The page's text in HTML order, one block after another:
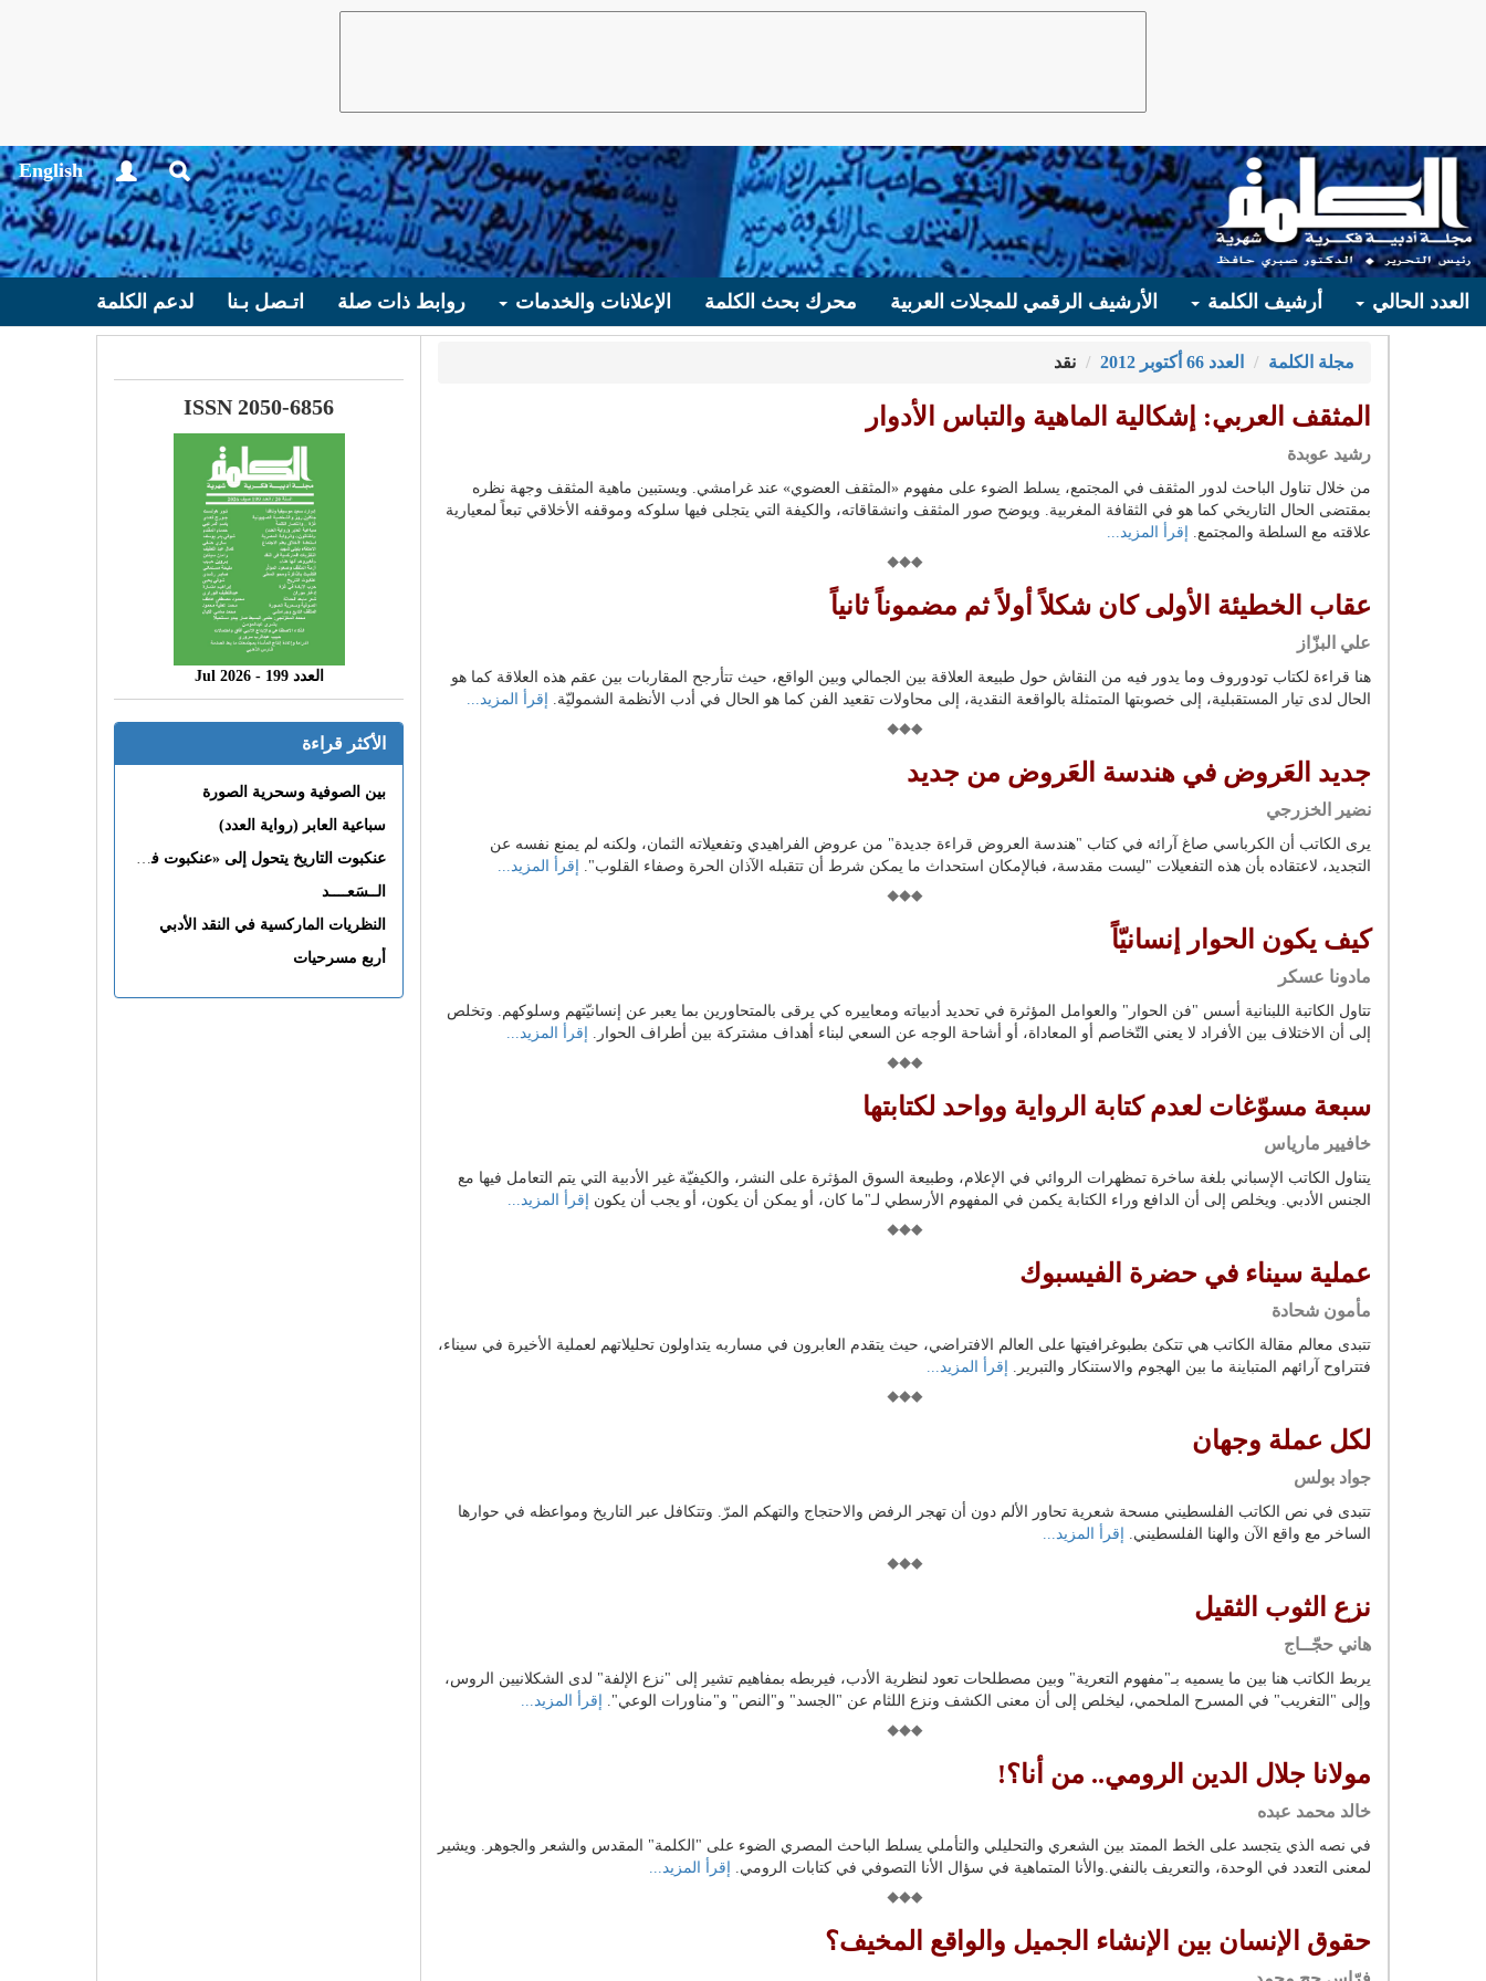
English
العدد الحالي أرشيف الكلمة الأرشيف الرقمي للمجلات العربية محرك بحث الكلمة الإعلانات والخدمات روابط ذات صلة اتـصل بـنا لدعم الكلمة
مجلة الكلمة العدد 66 أكتوبر 2012 نقد
المثقف العربي: إشكالية الماهية والتباس الأدوار
رشيد عوبدة
من خلال تناول الباحث لدور المثقف في المجتمع، يسلط الضوء على مفهوم «المثقف العضوي» عند غرامشي. ويستبين ماهية المثقف وجهة نظره
بمقتضى الحال التاريخي كما هو في الثقافة المغربية. ويوضح صور المثقف وانشقاقاته، والكيفة التي يتجلى فيها سلوكه وموقفه الأخلاقي تبعاً لمعيارية
علاقته مع السلطة والمجتمع.
إقرأ المزيد...
عقاب الخطيئة الأولى كان شكلاً أولاً ثم مضموناً ثانياً
علي البزّاز
هنا قراءة لكتاب تودوروف وما يدور فيه من النقاش حول طبيعة العلاقة بين الجمالي وبين الواقع، حيث تتأرجح المقاربات بين عقم هذه العلاقة كما هو
الحال لدى تيار المستقبلية، إلى خصوبتها المتمثلة بالواقعة النقدية، إلى محاولات تقعيد الفن كما هو الحال في أدب الأنظمة الشموليّة.
إقرأ المزيد...
جديد العَروض في هندسة العَروض من جديد
نضير الخزرجي
يرى الكاتب أن الكرباسي صاغ آرائه في كتاب "هندسة العروض قراءة جديدة" من عروض الفراهيدي وتفعيلاته الثمان، ولكنه لم يمنع نفسه عن
التجديد، لاعتقاده بأن هذه التفعيلات "ليست مقدسة، فبالإمكان استحداث ما يمكن شرط أن تتقبله الآذان الحرة وصفاء القلوب".
إقرأ المزيد...
كيف يكون الحوار إنسانيّاً
مادونا عسكر
تتاول الكاتبة اللبنانية أسس "فن الحوار" والعوامل المؤثرة في تحديد أدبياته ومعاييره كي يرقى بالمتحاورين بما يعبر عن إنسانيّتهم وسلوكهم. وتخلص
إلى أن الاختلاف بين الأفراد لا يعني التّخاصم أو المعاداة، أو أشاحة الوجه عن السعي لبناء أهداف مشتركة بين أطراف الحوار.
إقرأ المزيد...
سبعة مسوّغات لعدم كتابة الرواية وواحد لكتابتها
خافيير مارياس
يتناول الكاتب الإسباني بلغة ساخرة تمظهرات الروائي في الإعلام، وطبيعة السوق المؤثرة على النشر، والكيفيّة غير الأدبية التي يتم التعامل فيها مع
الجنس الأدبي. ويخلص إلى أن الدافع وراء الكتابة يكمن في المفهوم الأرسطي لـ"ما كان، أو يمكن أن يكون، أو يجب أن يكون
إقرأ المزيد...
عملية سيناء في حضرة الفيسبوك
مأمون شحادة
تتبدى معالم مقالة الكاتب هي تتكئ بطبوغرافيتها على العالم الافتراضي، حيث يتقدم العابرون في مساربه يتداولون تحليلاتهم لعملية الأخيرة في سيناء،
فتتراوح آرائهم المتباينة ما بين الهجوم والاستنكار والتبرير.
إقرأ المزيد...
لكل عملة وجهان
جواد بولس
تتبدى في نص الكاتب الفلسطيني مسحة شعرية تحاور الألم دون أن تهجر الرفض والاحتجاج والتهكم المرّ. وتتكافل عبر التاريخ ومواعظه في حوارها
الساخر مع واقع الآن والهنا الفلسطيني.
إقرأ المزيد...
نزع الثوب الثقيل
هاني حجّــاج
يربط الكاتب هنا بين ما يسميه بـ"مفهوم التعرية" وبين مصطلحات تعود لنظرية الأدب، فيربطه بمفاهيم تشير إلى "نزع الإلفة" لدى الشكلانيين الروس،
وإلى "التغريب" في المسرح الملحمي، ليخلص إلى أن معنى الكشف ونزع اللثام عن "الجسد" و"النص" و"مناورات الوعي".
إقرأ المزيد...
مولانا جلال الدين الرومي.. من أنا؟!
خالد محمد عبده
في نصه الذي يتجسد على الخط الممتد بين الشعري والتحليلي والتأملي يسلط الباحث المصري الضوء على "الكلمة" المقدس والشعر والجوهر. ويشير
لمعنى التعدد في الوحدة، والتعريف بالنفي.والأنا المتماهية في سؤال الأنا التصوفي في كتابات الرومي.
إقرأ المزيد...
حقوق الإنسان بين الإنشاء الجميل والواقع المخيف؟
ISSN 2050-6856
العدد 199 - 2026 Jul
الأكثر قراءة
بين الصوفية وسحرية الصورة
سباعية العابر (رواية العدد)
عنكبوت التاريخ يتحول إلى «عنكبوت فى القلب»
الــسَعــــد
النظريات الماركسية في النقد الأدبي
أربع مسرحيات